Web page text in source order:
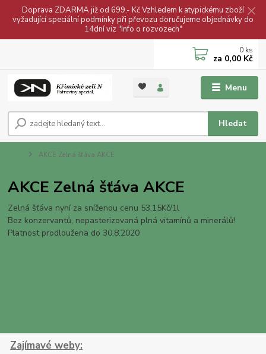
Doprava ZDARMA již od 699.- Kč Vzhledem k atypickému zboží
vyžadující speciální podmínky při převozu doručujeme objednávky do
14dní viz "Info o rozvozech"
Menu
Hledat
0 ks
za 0,00 Kč
AKCE Zelná šťáva AKCE
AKCE Zelná šťáva AKCE
Zelná šťáva nyní za sníženou cenu 53.15Kč/1l
Bez konzervantů, nepasterizovaná plná vitamínů a minerálů!
Platnost prodloužena do 30.8.2020
Zajímavé weby: